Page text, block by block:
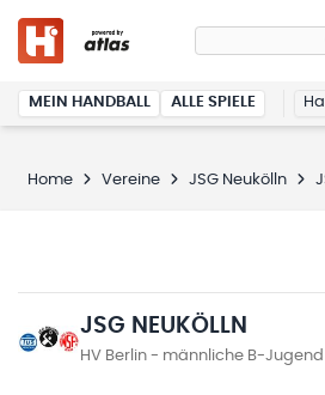
MEIN HANDBALL ALLE SPIELE
Home Vereine JSG Neukölln
JSG NEUKÖLLN
HV Berlin - männliche B-